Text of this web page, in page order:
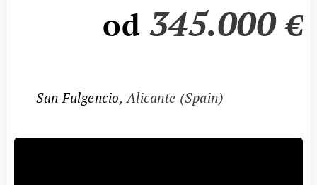
od 345.000 €
📍San Fulgencio, Alicante (Spain)